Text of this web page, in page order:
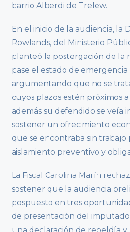
barrio Alberdi de Trelew.
En el inicio de la audiencia, la
Rowlands, del Ministerio
planteó la postergación de la
pase el estado de emergencia
argumentando que no se
cuyos plazos estén próximos
además su defendido se veía
sostener un ofrecimiento
que se encontraba sin trabajo
aislamiento preventivo y
La Fiscal Carolina Marín
sostener que la audiencia
pospuesto en tres
de presentación del
una declaración de rebeldía